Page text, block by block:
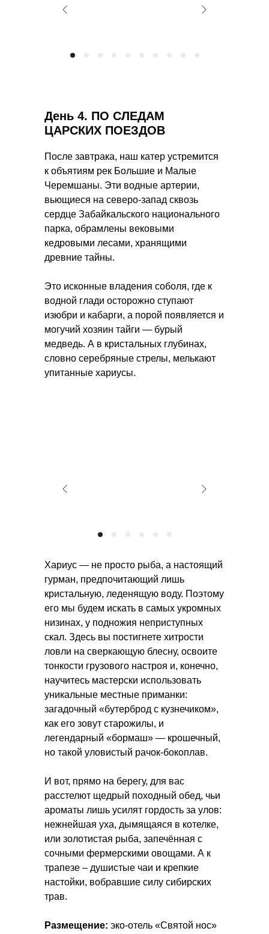
После завтрака, наш катер устремится
к объятиям рек Большие и Малые
Черемшаны. Эти водные артерии,
вьющиеся на северо-запад сквозь
сердце Забайкальского национального
парка, обрамлены вековыми
кедровыми лесами, хранящими
древние тайны.
Это исконные владения соболя, где к
водной глади осторожно ступают
изюбри и кабарги, а порой появляется и
могучий хозяин тайги — бурый
медведь. А в кристальных глубинах,
словно серебряные стрелы, мелькают
упитанные хариусы.
День 4. ПО СЛЕДАМ
ЦАРСКИХ ПОЕЗДОВ
Хариус — не просто рыба, а настоящий
гурман, предпочитающий лишь
кристальную, леденящую воду. Поэтому
его мы будем искать в самых укромных
низинах, у подножия неприступных
скал. Здесь вы постигнете хитрости
ловли на сверкающую блесну, освоите
тонкости грузового настроя и, конечно,
научитесь мастерски использовать
уникальные местные приманки:
загадочный «бутерброд с кузнечиком»,
как его зовут старожилы, и
легендарный «бормаш» — крошечный,
но такой уловистый рачок-бокоплав.
И вот, прямо на берегу, для вас
расстелют щедрый походный обед, чьи
ароматы лишь усилят гордость за улов:
нежнейшая уха, дымящаяся в котелке,
или золотистая рыба, запечённая с
сочными фермерскими овощами. А к
трапезе – душистые чаи и крепкие
настойки, вобравшие силу сибирских
трав.
Размещение: эко-отель «Святой нос»